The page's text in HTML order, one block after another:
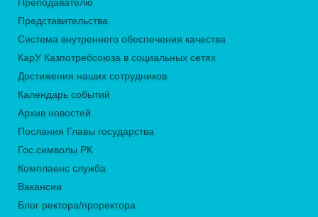
Представительства
Система внутреннего обеспечения качества
КарУ Казпотребсоюза в социальных сетях
Достижения наших сотрудников
Календарь событий
Архив новостей
Послания Главы государства
Гос.символы РК
Комплаенс служба
Вакансии
Блог ректора/проректора